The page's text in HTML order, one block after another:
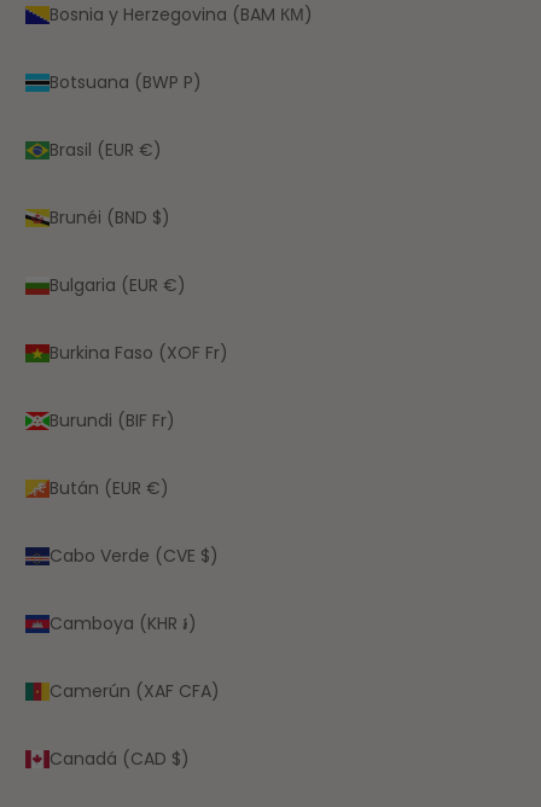
Bosnia y Herzegovina (BAM КМ)
Botsuana (BWP P)
Brasil (EUR €)
Brunéi (BND $)
Bulgaria (EUR €)
Burkina Faso (XOF Fr)
Burundi (BIF Fr)
Bután (EUR €)
Cabo Verde (CVE $)
Camboya (KHR ៛)
Camerún (XAF CFA)
Canadá (CAD $)